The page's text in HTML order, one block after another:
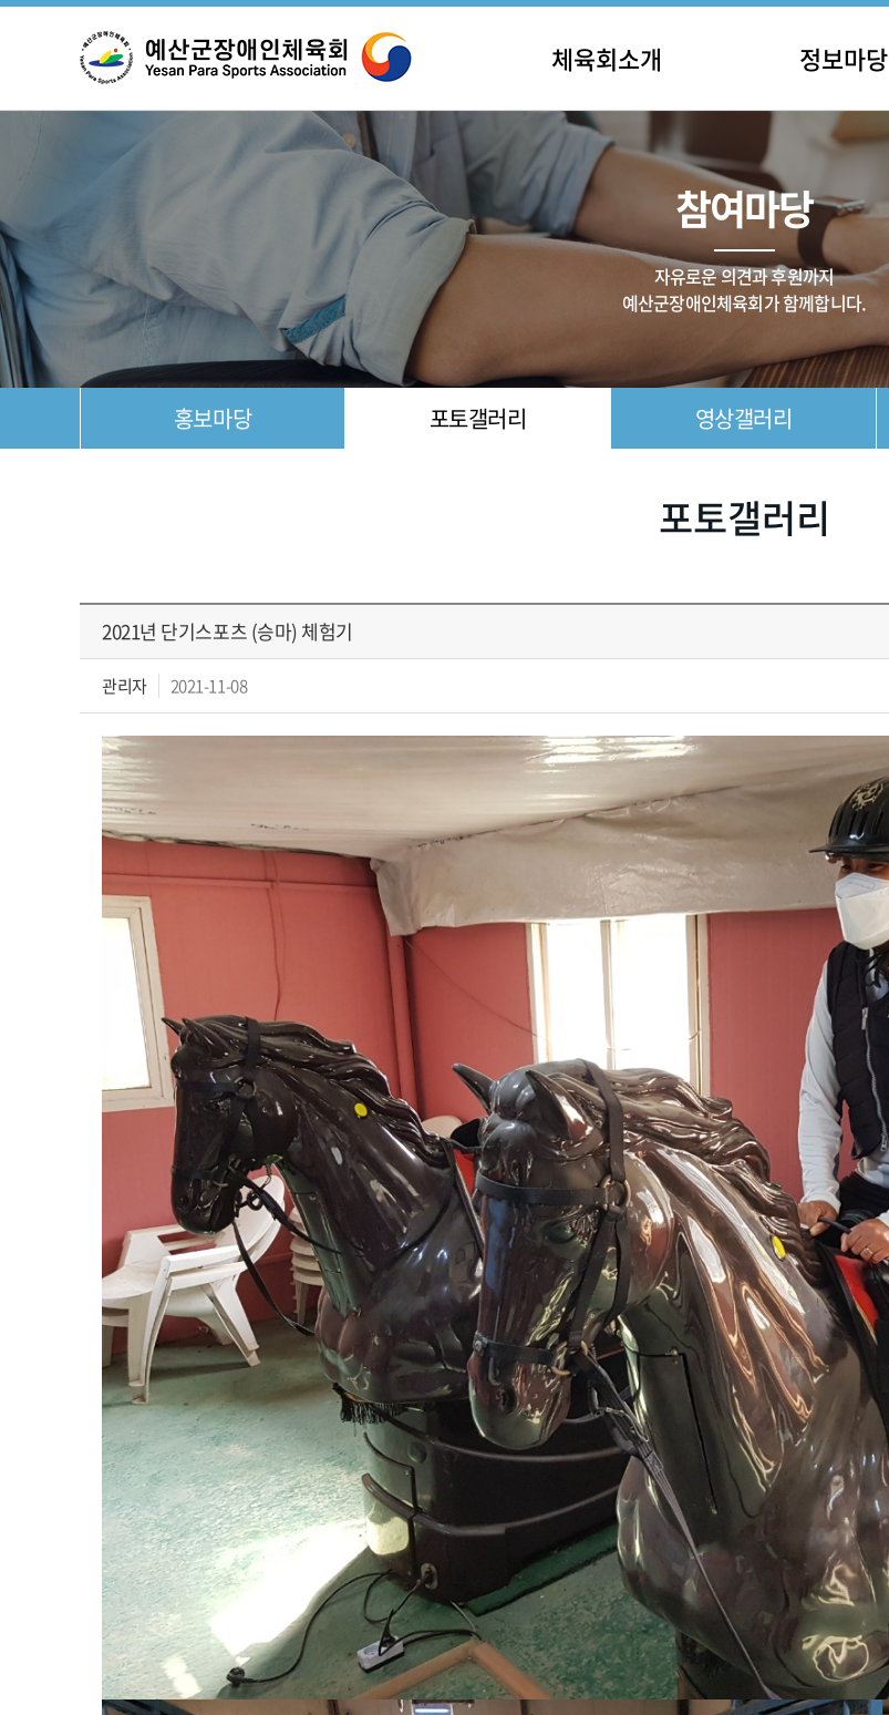
체육회소개
인사말
설립 및 연혁
조직 및 기구
주요사업
정보마당
충남장애인체육대회
전국장애인체육대회
종목별 대회
기타 대회
대회 결과
참여마당
자유로운 의견과 후원까지
예산군장애인체육회가 함께합니다.
홍보마당 포토갤러리 영상갤러리
포토갤러리
2021년 단기스포츠 (승마) 체험기
관리자 2021-11-08